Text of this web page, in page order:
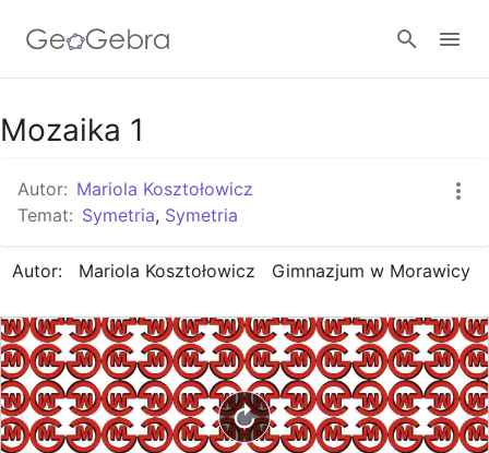
Google Classroom
GeoGebra Classroom
Zaloguj się
Mozaika 1
Autor: Mariola Kosztołowicz
Temat: Symetria, Symetria
Autor:   Mariola Kosztołowicz   Gimnazjum w Morawicy